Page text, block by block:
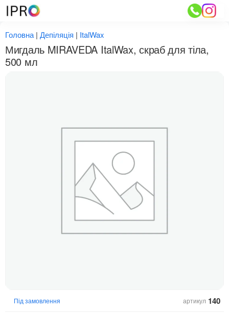
Перейти
до
Головна | Депіляція | ItalWax
Мигдаль MIRAVEDA ItalWax, скраб для тіла,
500 мл
Під замовлення артикул 140